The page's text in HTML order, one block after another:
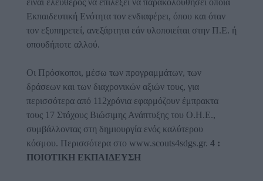
Εκπαιδευτική Ενότητα τον ενδιαφέρει, όπου και όταν
τον εξυπηρετεί, ανεξάρτητα εάν υλοποιείται στην Π.Ε. ή
οπουδήποτε αλλού.
Οι Πρόσκοποι, μέσω των προγραμμάτων, των
δράσεων και των διαχρονικών αξιών τους, για
περισσότερα από 112χρόνια εφαρμόζουν έμπρακτα
τους 17 Στόχους Βιώσιμης Ανάπτυξης του Ο.Η.Ε.,
συμβάλλοντας στη δημιουργία ενός καλύτερου
κόσμου. Περισσότερα στο www.scouts4sdgs.gr. 4 :
ΠΟΙΟΤΙΚΗ ΕΚΠΑΙΔΕΥΣΗ